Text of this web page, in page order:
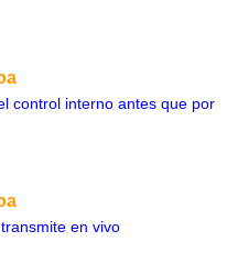
control interno antes que por
en vivo